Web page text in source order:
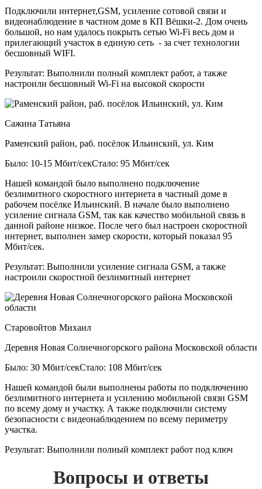
Подключили интернет,GSM, усиление сотовой связи и
видеонаблюдение в частном доме в КП Вёшки-2. Дом очень
большой, но нам удалось покрыть сетью Wi-Fi весь дом и
прилегающий участок в единую сеть - за счет технологии
бесшовный WIFI.
Результат: Выполнили полный комплект работ, а также
настроили бесшовный Wi-Fi на высокой скорости
Сажина Татьяна
Раменский район, раб. посёлок Ильинский, ул. Ким
Было: 10-15 Мбит/секСтало: 95 Мбит/сек
Нашей командой было выполнено подключение
безлимитного скоростного интернета в частный доме в
рабочем посёлке Ильинский. В начале было выполнено
усиление сигнала GSM, так как качество мобильной связь в
данной районе низкое. После чего был настроен скоростной
интернет, выполнен замер скорости, который показал 95
Мбит/сек.
Результат: Выполнили усиление сигнала GSM, а также
настроили скоростной безлимитный интернет
Старовойтов Михаил
Деревня Новая Солнечногорского района Московской области
Было: 30 Мбит/секСтало: 108 Мбит/сек
Нашей командой были выполнены работы по подключению
безлимитного интернета и усилению мобильной связи GSM
по всему дому и участку. А также подключили систему
безопасности с видеонаблюдением по всему периметру
участка.
Результат: Выполнили полный комплект работ под ключ
Вопросы и ответы